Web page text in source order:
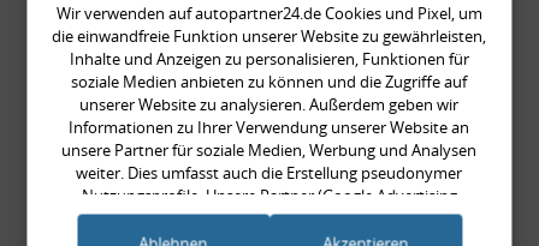
Rückleuchtenband mit
Blinker, rot, US-Ecken,
Audi 80 Cabrio, Typ 89,
OE-Nr.: 8G0945225 +
8G0945225C
999,99 €
999,99 € pro 1
Wir verwenden auf autopartner24.de Cookies und Pixel, um
die einwandfreie Funktion unserer Website zu gewährleisten,
Inhalte und Anzeigen zu personalisieren, Funktionen für
soziale Medien anbieten zu können und die Zugriffe auf
unserer Website zu analysieren. Außerdem geben wir
Informationen zu Ihrer Verwendung unserer Website an
unsere Partner für soziale Medien, Werbung und Analysen
weiter. Dies umfasst auch die Erstellung pseudonymer
Nutzungsprofile. Unsere Partner (Google Advertising
Products) führen diese Informationen möglicherweise mit
weiteren Daten zusammen, die Sie ihnen bereitgestellt haben